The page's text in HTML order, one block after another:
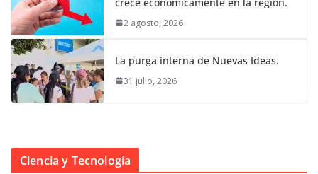
2 agosto, 2026
La purga interna de Nuevas Ideas.
31 julio, 2026
Ciencia y Tecnología